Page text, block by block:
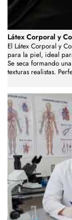
Látex Corporal y
El Látex Corporal y
para la piel, ideal
Se seca formando
texturas realistas.